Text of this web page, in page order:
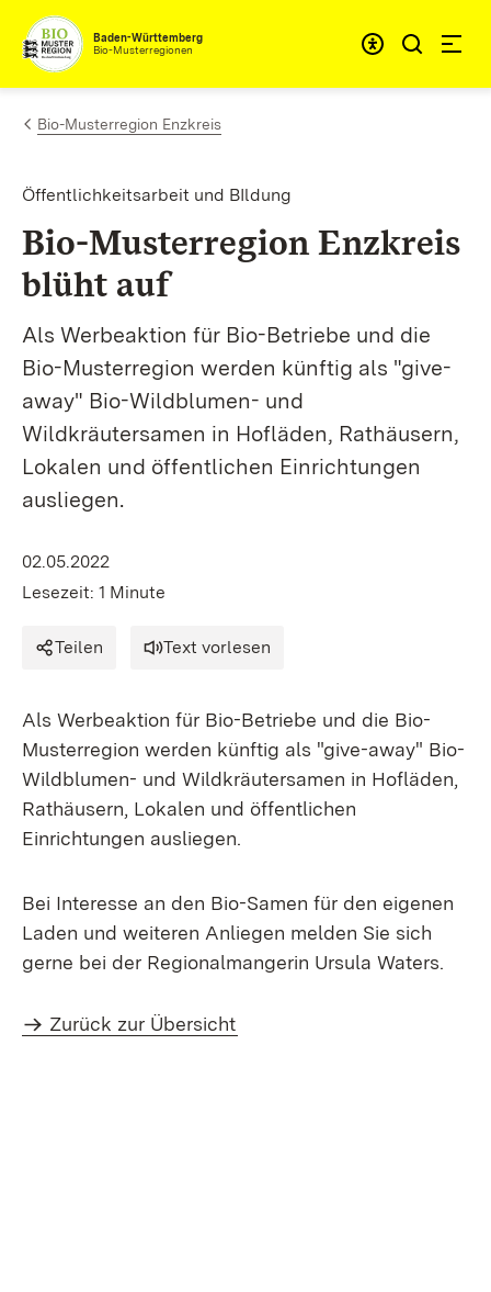
Zum Inhalt springen
Baden-Württemberg
Bio-Musterregionen
Bio-Musterregion Enzkreis
Öffentlichkeitsarbeit und BIldung
Bio-Musterregion Enzkreis
blüht auf
Als Werbeaktion für Bio-Betriebe und die
Bio-Musterregion werden künftig als "give-
away" Bio-Wildblumen- und
Wildkräutersamen in Hofläden, Rathäusern,
Lokalen und öffentlichen Einrichtungen
ausliegen.
02.05.2022
Lesezeit: 1 Minute
Teilen Text vorlesen
Als Werbeaktion für Bio-Betriebe und die Bio-
Musterregion werden künftig als "give-away" Bio-
Wildblumen- und Wildkräutersamen in Hofläden,
Rathäusern, Lokalen und öffentlichen
Einrichtungen ausliegen.
Bei Interesse an den Bio-Samen für den eigenen
Laden und weiteren Anliegen melden Sie sich
gerne bei der Regionalmangerin Ursula Waters.
Zurück zur Übersicht